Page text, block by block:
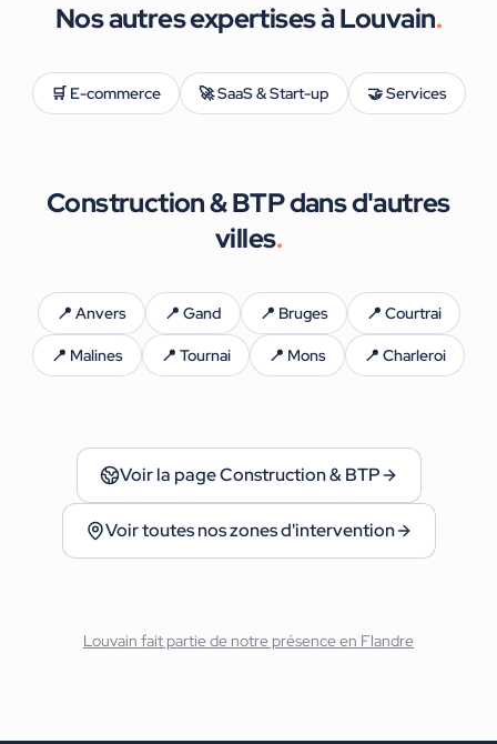
Nos autres expertises àLouvain.
🛒 E-commerce 🚀SaaS & Start-up 🤝Services
Construction & BTPdans d'autres
villes.
📍 Anvers 📍 Gand 📍 Bruges 📍 Courtrai
📍 Malines 📍 Tournai 📍 Mons 📍 Charleroi
Voir la pageConstruction & BTP
Voir toutes nos zones d'intervention
Louvain fait partie de notre présence en Flandre